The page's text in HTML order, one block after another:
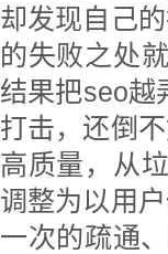
却发现自己
的失败之处
结果把seo越
打击，还倒
高质量，从
调整为以用
一次的疏通